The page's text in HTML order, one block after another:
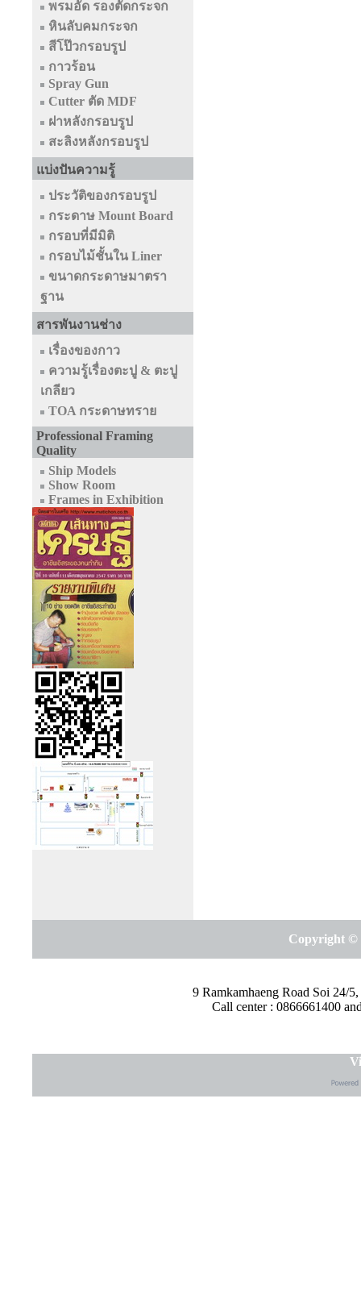
พรมอัด รองตัดกระจก
หินลับคมกระจก
สีโป๊วกรอบรูป
กาวร้อน
Spray Gun
Cutter ตัด MDF
ฝาหลังกรอบรูป
สะลิงหลังกรอบรูป
แบ่งปันความรู้
ประวัติของกรอบรูป
กระดาษ Mount Board
กรอบที่มีมิติ
กรอบไม้ชั้นใน Liner
ขนาดกระดาษมาตรา
ฐาน
สารพันงานช่าง
เรื่องของกาว
ความรู้เรื่องตะปู & ตะปู
เกลียว
TOA กระดาษทราย
Professional Framing
Quality
Ship Models
Show Room
Frames in Exhibition
Copyright ©
9 Ramkamhaeng Road Soi 24/
Call center : 0866661400